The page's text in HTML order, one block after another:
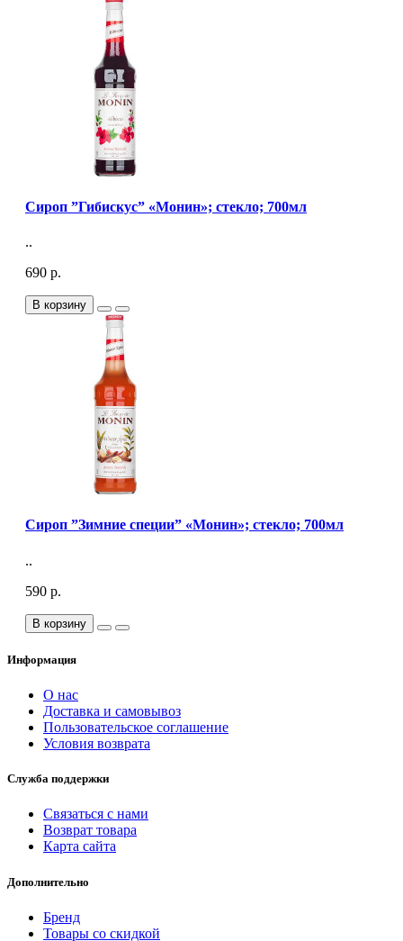
Сироп ”Гибискус” «Монин»; стекло; 700мл
..
690 р.
В корзину
Сироп ”Зимние специи” «Монин»; стекло; 700мл
..
590 р.
В корзину
Информация
О нас
Доставка и самовывоз
Пользовательское соглашение
Условия возврата
Служба поддержки
Связаться с нами
Возврат товара
Карта сайта
Дополнительно
Бренд
Товары со скидкой